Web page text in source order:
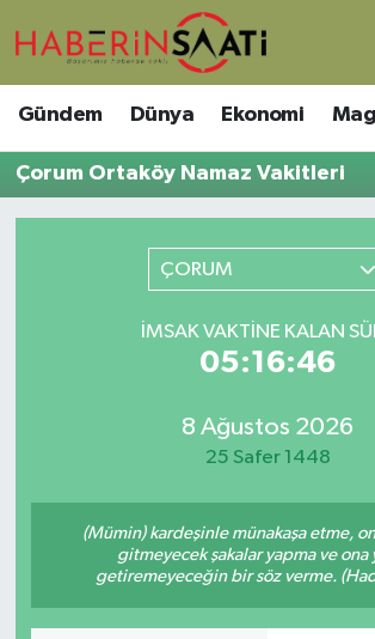
Gündem Dünya Ekonomi
Çorum Ortaköy Namaz Vakitleri
ÇORUM
İMSAK VAKTINE KALAN
05:16:46
8 Ağustos 2026
25 Safer 1448
(Mümin) kardeşinle münakaşa etme,
gitmeyecek şakalar yapma ve ona
getiremeyeceğin bir söz verme.
Asayiş
Bilim ve Teknoloji
DIŞ HABER
Gündem
Nöbetçi Eczaneler
Hava Durumu
Süper Lig Puan Durumu ve Fikstür
Tüm Manşetler